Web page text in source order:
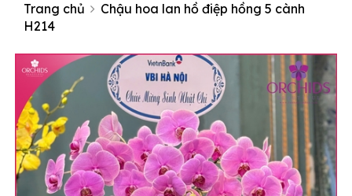
Trang chủ
Chậu hoa lan hồ điệp hồng 5 cành
H214